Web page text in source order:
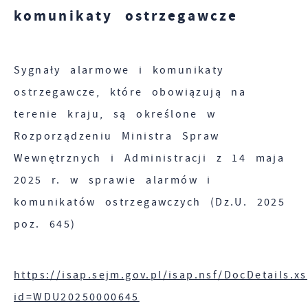
komunikaty ostrzegawcze
Sygnały alarmowe i komunikaty
ostrzegawcze, które obowiązują na
terenie kraju, są określone w
Rozporządzeniu Ministra Spraw
Wewnętrznych i Administracji z 14 maja
2025 r. w sprawie alarmów i
komunikatów ostrzegawczych (Dz.U. 2025
poz. 645)
https://isap.sejm.gov.pl/isap.nsf/
id=WDU20250000645
nas usług.
przez Ciebie działania w celu m.in.
dostosowania Twoich ustawień preferencji
prywatności, logowania czy wypełniania
formularzy. Dzięki plikom cookies strona, z
Zapoznaj się z
Funkcjonalne i personalizacyjne
Tego typu pliki cookies umożliwiają stronie
internetowej zapamiętanie wprowadzonych przez
Dzięki tym plikom cookies możemy zapewnić Ci
Twoich indywidualnych preferencji. Wyrażenie
zgody na funkcjonalne i personalizacyjne pliki
Analityczne